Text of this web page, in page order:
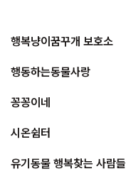
행복냥이꿈꾸개 보호소
행동하는동물사랑
꽁꽁이네
시온쉼터
유기동물 행복찾는 사람들